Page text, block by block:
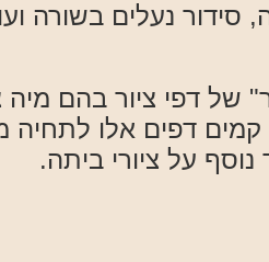
סידור נעלים בשורה
של דפי ציור בהם מיה
קמים דפים אלו
על ציורי ביתה.